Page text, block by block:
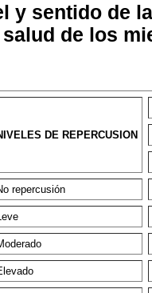
y sentido de
de los
DE REPERCUSION
repercusión